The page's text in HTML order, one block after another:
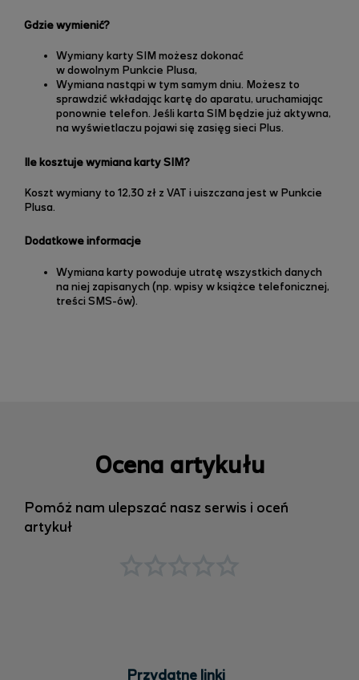
Gdzie wymienić?
Wymiany karty SIM możesz dokonać
w dowolnym Punkcie Plusa,
Wymiana nastąpi w tym samym dniu. Możesz to
sprawdzić wkładając kartę do aparatu, uruchamiając
ponownie telefon. Jeśli karta SIM będzie już aktywna,
na wyświetlaczu pojawi się zasięg sieci Plus.
Ile kosztuje wymiana karty SIM?
Koszt wymiany to 12,30 zł z VAT i uiszczana jest w Punkcie
Plusa.
Dodatkowe informacje
Wymiana karty powoduje utratę wszystkich danych
na niej zapisanych (np. wpisy w książce telefonicznej,
treści SMS-ów).
Ocena artykułu
Pomóż nam ulepszać nasz serwis i oceń
artykuł